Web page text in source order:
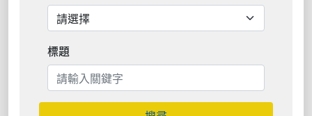
標題
搜尋